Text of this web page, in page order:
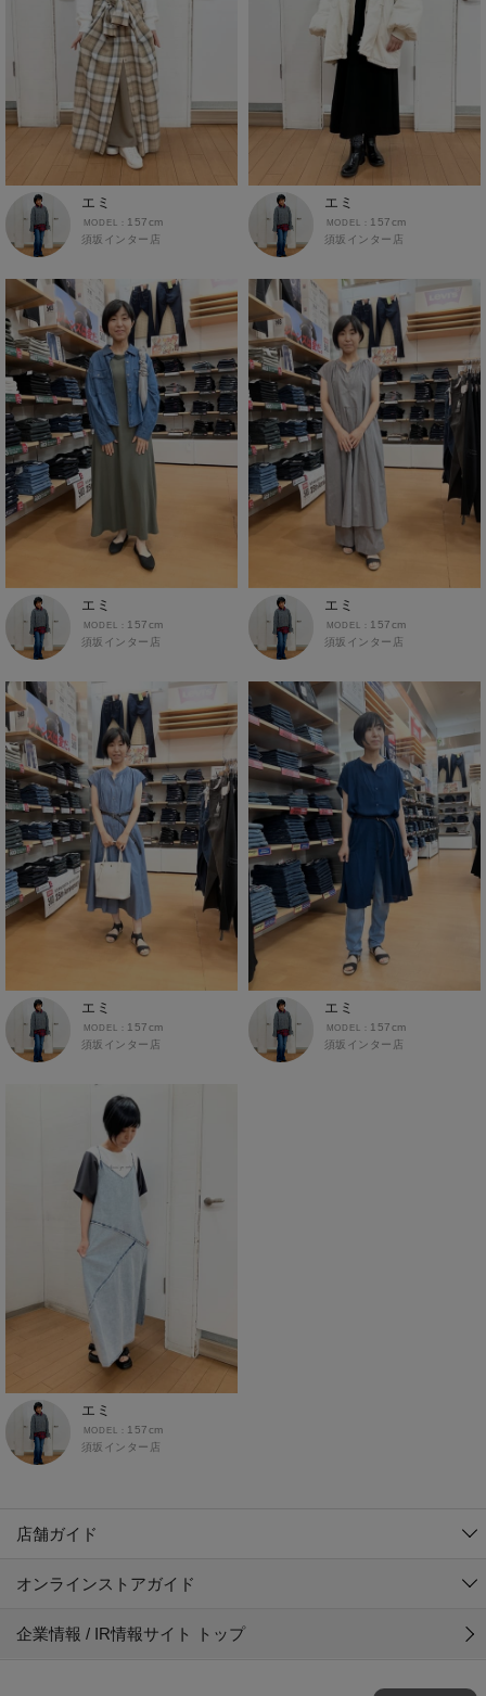
エミ
須坂インター店
157cm
エミ
須坂インター店
157cm
エミ
須坂インター店
157cm
エミ
須坂インター店
157cm
エミ
須坂インター店
157cm
エミ
須坂インター店
157cm
エミ
須坂インター店
157cm
店舗ガイド
オンラインストアガイド
企業情報 / IR情報サイト トップ